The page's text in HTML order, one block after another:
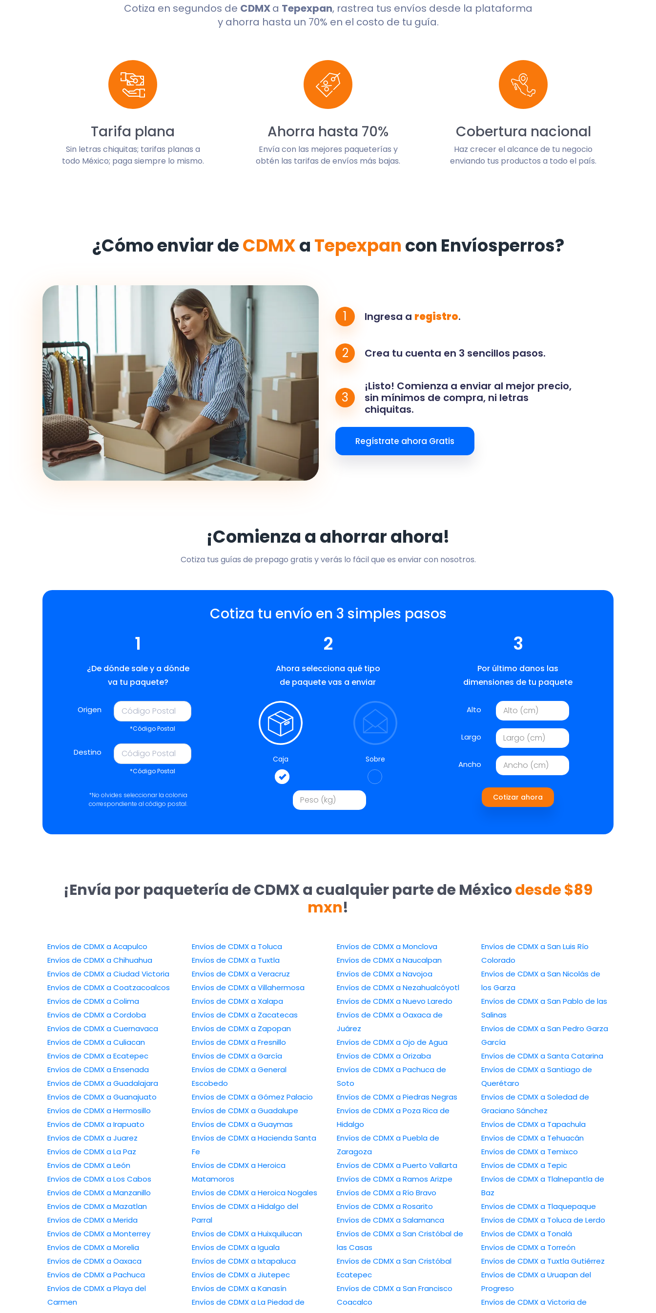
Cotiza en segundos de CDMXa Tepexpan, rastrea tus envíos desde la plataforma
y ahorra hasta un 70% en el costo de tu guía.
Tarifa plana
Sin letras chiquitas; tarifas planas a
todo México; paga siempre lo mismo.
Ahorra hasta 70%
Envía con las mejores paqueterías y
obtén las tarifas de envíos más bajas.
Cobertura nacional
Haz crecer el alcance de tu negocio
enviando tus productos a todo el país.
¿Cómo enviar deCDMXa Tepexpan con Envíosperros?
1 Ingresa a registro.
2 Crea tu cuenta en 3 sencillos pasos.
3
¡Listo! Comienza a enviar al mejor precio,
sin mínimos de compra, ni letras
chiquitas.
Regístrate ahora Gratis
¡Comienza a ahorrar ahora!
Cotiza tus guías de prepago gratis y verás lo fácil que es enviar con nosotros.
Cotiza tu envío en 3 simples pasos
1
¿De dónde sale y a dónde
va tu paquete?
Origen
*Código Postal
Destino
*Código Postal
*No olvides seleccionar la colonia
correspondiente al código postal.
2
Ahora selecciona qué tipo
de paquete vas a enviar
Caja Sobre
3
Por último danos las
dimensiones de tu paquete
Alto
Largo
Ancho
Cotizar ahora
¡Envía por paquetería de CDMX a cualquier parte de Méxicodesde $89
mxn!
Envíos de CDMX a Acapulco
Envíos de CDMX a Chihuahua
Envíos de CDMX a Ciudad Victoria
Envíos de CDMX a Coatzacoalcos
Envíos de CDMX a Colima
Envíos de CDMX a Cordoba
Envíos de CDMX a Cuernavaca
Envíos de CDMX a Culiacan
Envíos de CDMX a Ecatepec
Envíos de CDMX a Ensenada
Envíos de CDMX a Guadalajara
Envíos de CDMX a Guanajuato
Envíos de CDMX a Hermosillo
Envíos de CDMX a Irapuato
Envíos de CDMX a Juarez
Envíos de CDMX a La Paz
Envíos de CDMX a León
Envíos de CDMX a Los Cabos
Envíos de CDMX a Manzanillo
Envíos de CDMX a Mazatlan
Envíos de CDMX a Merida
Envíos de CDMX a Monterrey
Envíos de CDMX a Morelia
Envíos de CDMX a Oaxaca
Envíos de CDMX a Pachuca
Envíos de CDMX a Playa del
Carmen
Envíos de CDMX a Toluca
Envíos de CDMX a Tuxtla
Envíos de CDMX a Veracruz
Envíos de CDMX a Villahermosa
Envíos de CDMX a Xalapa
Envíos de CDMX a Zacatecas
Envíos de CDMX a Zapopan
Envíos de CDMX a Fresnillo
Envíos de CDMX a García
Envíos de CDMX a General
Escobedo
Envíos de CDMX a Gómez Palacio
Envíos de CDMX a Guadalupe
Envíos de CDMX a Guaymas
Envíos de CDMX a Hacienda Santa
Fe
Envíos de CDMX a Heroica
Matamoros
Envíos de CDMX a Heroica Nogales
Envíos de CDMX a Hidalgo del
Parral
Envíos de CDMX a Huixquilucan
Envíos de CDMX a Iguala
Envíos de CDMX a Ixtapaluca
Envíos de CDMX a Jiutepec
Envíos de CDMX a Kanasín
Envíos de CDMX a La Piedad de
Envíos de CDMX a Monclova
Envíos de CDMX a Naucalpan
Envíos de CDMX a Navojoa
Envíos de CDMX a Nezahualcóyotl
Envíos de CDMX a Nuevo Laredo
Envíos de CDMX a Oaxaca de
Juárez
Envíos de CDMX a Ojo de Agua
Envíos de CDMX a Orizaba
Envíos de CDMX a Pachuca de
Soto
Envíos de CDMX a Piedras Negras
Envíos de CDMX a Poza Rica de
Hidalgo
Envíos de CDMX a Puebla de
Zaragoza
Envíos de CDMX a Puerto Vallarta
Envíos de CDMX a Ramos Arizpe
Envíos de CDMX a Río Bravo
Envíos de CDMX a Rosarito
Envíos de CDMX a Salamanca
Envíos de CDMX a San Cristóbal de
las Casas
Envíos de CDMX a San Cristóbal
Ecatepec
Envíos de CDMX a San Francisco
Coacalco
Envíos de CDMX a San Luis Río
Colorado
Envíos de CDMX a San Nicolás de
los Garza
Envíos de CDMX a San Pablo de las
Salinas
Envíos de CDMX a San Pedro Garza
García
Envíos de CDMX a Santa Catarina
Envíos de CDMX a Santiago de
Querétaro
Envíos de CDMX a Soledad de
Graciano Sánchez
Envíos de CDMX a Tapachula
Envíos de CDMX a Tehuacán
Envíos de CDMX a Temixco
Envíos de CDMX a Tepic
Envíos de CDMX a Tlalnepantla de
Baz
Envíos de CDMX a Tlaquepaque
Envíos de CDMX a Toluca de Lerdo
Envíos de CDMX a Tonalá
Envíos de CDMX a Torreón
Envíos de CDMX a Tuxtla Gutiérrez
Envíos de CDMX a Uruapan del
Progreso
Envíos de CDMX a Victoria de